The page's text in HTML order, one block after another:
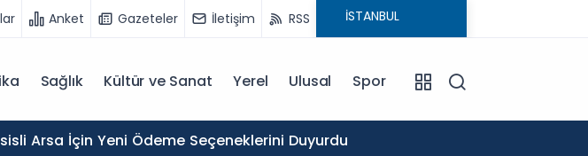
Anket Gazeteler İletişim RSS
Sağlık Kültür ve Sanat Yerel Ulusal Spor
Arsa İçin Yeni Ödeme Seçeneklerini Duyurdu